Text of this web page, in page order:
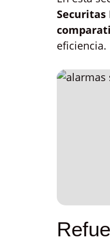
Securitas
eficiencia.